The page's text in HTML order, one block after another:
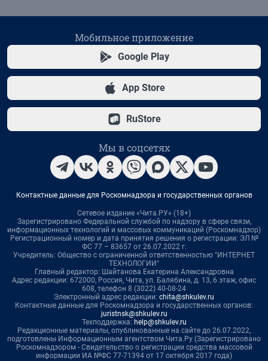
Мобильное приложение
Google Play
App Store
RuStore
Мы в соцсетях
Контактные данные для Роскомнадзора и государственных органов
Сетевое издание «Чита.РУ» (18+)
Зарегистрировано Федеральной службой по надзору в сфере связи,
информационных технологий и массовых коммуникаций (Роскомнадзор)
Регистрационный номер и дата принятия решения о регистрации: ЭЛ №
ФС 77 – 83657 от 26.07.2022 г.
Учредитель: Общество с ограниченной ответственностью "ИНТЕРНЕТ
ТЕХНОЛОГИИ"
Главный редактор: Шайтанова Екатерина Александровна
Адрес редакции: 672000, Россия, Чита, ул. Балябина, д. 13, 6 этаж, офис
608, телефон 8 (3022) 40-08-24
Электронный адрес редакции: chita@shkulev.ru
Контактные данные для Роскомнадзора и государственных органов:
juristnsk@shkulev.ru
Техподдержка: help@shkulev.ru
Редакционные материалы, опубликованные на сайте до 26.07.2022,
подготовлены Информационным агентством Чита.Ру (Зарегистрировано
Роскомнадзором - Свидетельство о регистрации средства массовой
информации ИА №ФС 77-71394 от 17 октября 2017 года)